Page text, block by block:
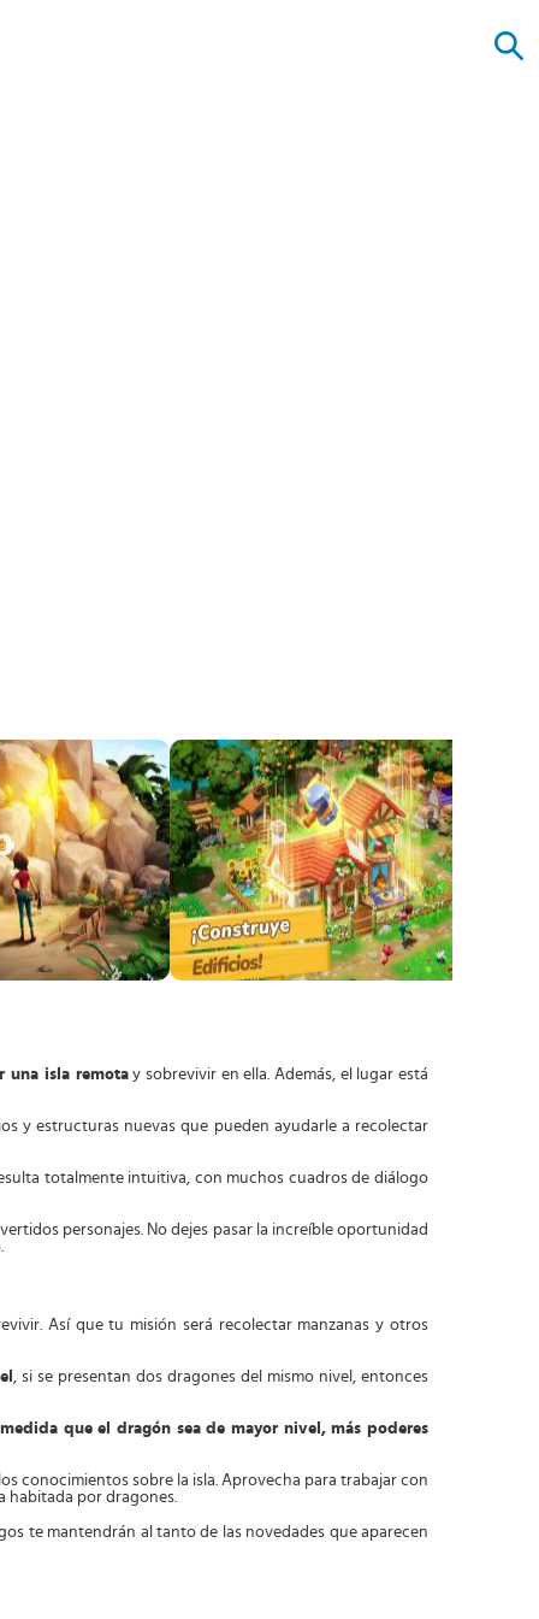
una isla remotay sobrevivir en ella. Además, el lugar está
y estructuras nuevas que pueden ayudarle a recolectar
totalmente intuitiva, con muchos cuadros de diálogo
personajes. No dejes pasar la increíble oportunidad
Así que tu misión será recolectar manzanas y otros
, si se presentan dos dragones del mismo nivel, entonces
que el dragón sea de mayor nivel, más poderes
conocimientos sobre la isla. Aprovecha para trabajar con
habitada por dragones.
te mantendrán al tanto de las novedades que aparecen